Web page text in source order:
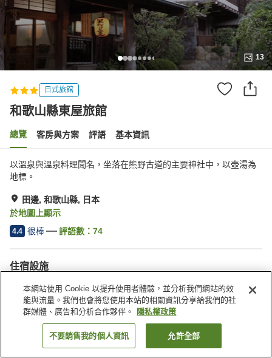
13
日式旅館
和歌山縣東屋旅館
總覽 客房與方案 評語 基本資訊
以溫泉與溫泉料理聞名，坐落在熊野古道的主要神社中，以壺湯為
地標。
田邊, 和歌山縣, 日本
於地圖上顯示
4.4 很棒 評語數： 74
住宿設施
停車場
Spa／美容沙龍
咖啡廳
商店
找客房
本網站使用 Cookie 以提升使用者體驗，並分析我們網站的效
能與流量。我們也會將您使用本站的相關資訊分享給我們的社
群媒體、廣告和分析合作夥伴。
隱私權政策
不要銷售我的個人資訊 允許全部